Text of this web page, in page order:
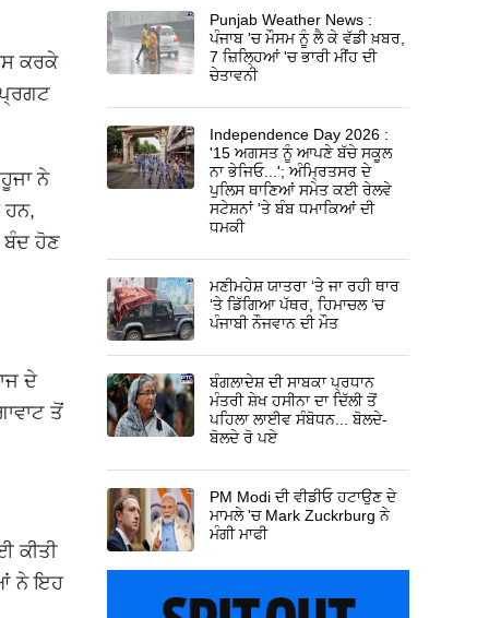
ਕਰਕੇ
ਨੇ
ਬੰਦ ਹੋਣ
ਦੇ
ਤੋਂ
ਕੀਤੀ
ਨੇ ਇਹ
Punjab Weather News :
ਪੰਜਾਬ 'ਚ ਮੌਸਮ ਨੂੰ ਲੈ ਕੇ ਵੱਡੀ ਖ਼ਬਰ,
7 ਜ਼ਿਲ੍ਹਿਆਂ 'ਚ ਭਾਰੀ ਮੀਂਹ ਦੀ
ਚੇਤਾਵਨੀ
Independence Day 2026 :
'15 ਅਗਸਤ ਨੂੰ ਆਪਣੇ ਬੱਚੇ ਸਕੂਲ
ਨਾ ਭੇਜਿਓ...'; ਅੰਮ੍ਰਿਤਸਰ ਦੇ
ਪੁਲਿਸ ਥਾਣਿਆਂ ਸਮੇਤ ਕਈ ਰੇਲਵੇ
ਸਟੇਸ਼ਨਾਂ 'ਤੇ ਬੰਬ ਧਮਾਕਿਆਂ ਦੀ
ਧਮਕੀ
ਮਣੀਮਹੇਸ਼ ਯਾਤਰਾ ‘ਤੇ ਜਾ ਰਹੀ ਥਾਰ
‘ਤੇ ਡਿੱਗਿਆ ਪੱਥਰ, ਹਿਮਾਚਲ ‘ਚ
ਪੰਜਾਬੀ ਨੌਜਵਾਨ ਦੀ ਮੌਤ
ਬੰਗਲਾਦੇਸ਼ ਦੀ ਸਾਬਕਾ ਪ੍ਰਧਾਨ
ਮੰਤਰੀ ਸ਼ੇਖ ਹਸੀਨਾ ਦਾ ਦਿੱਲੀ ਤੋਂ
ਪਹਿਲਾ ਲਾਈਵ ਸੰਬੋਧਨ... ਬੋਲਦੇ-
ਬੋਲਦੇ ਰੋ ਪਏ
PM Modi ਦੀ ਵੀਡੀਓ ਹਟਾਉਣ ਦੇ
ਮਾਮਲੇ 'ਚ Mark Zuckrburg ਨੇ
ਮੰਗੀ ਮਾਫੀ